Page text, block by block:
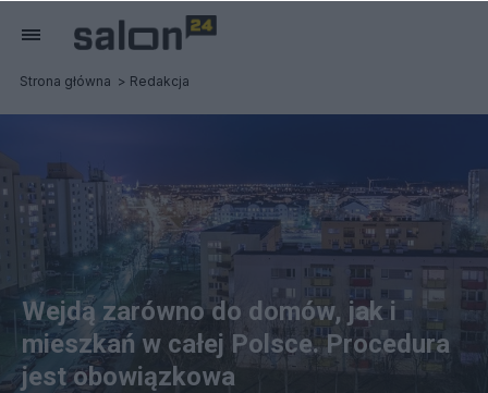
Strona główna Redakcja
Wejdą zarówno do domów, jak i
mieszkań w całej Polsce. Procedura
jest obowiązkowa